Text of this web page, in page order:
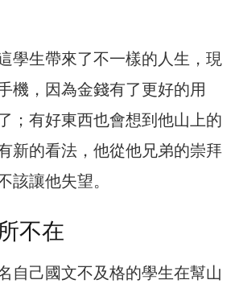
學生帶來了不一樣的人生，現
機，因為金錢有了更好的用
；有好東西也會想到他山上的
新的看法，他從他兄弟的崇拜
該讓他失望。
不在
自己國文不及格的學生在幫山